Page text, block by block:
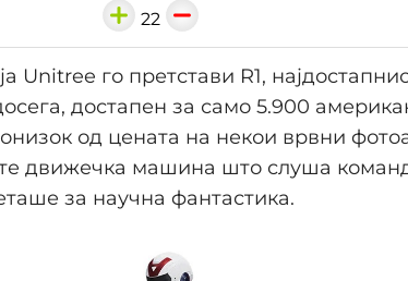
22
Unitree го претстави R1,
достапен за само 5.900
од цената на некои врвни
движечка машина што слуша
за научна фантастика.